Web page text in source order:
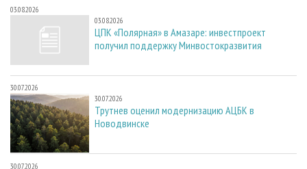
03.08.2026
03.08.2026
ЦПК «Полярная» в Амазаре: инвестпроект
получил поддержку Минвостокразвития
30.07.2026
30.07.2026
Трутнев оценил модернизацию АЦБК в
Новодвинске
30.07.2026